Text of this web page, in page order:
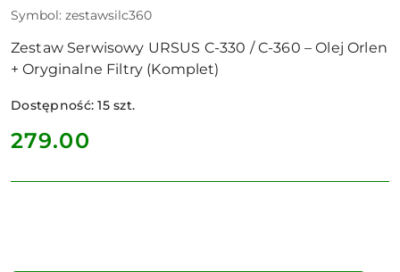
Symbol: zestawsilc360
Zestaw Serwisowy URSUS C-330 / C-360 – Olej Orlen
+ Oryginalne Filtry (Komplet)
Dostępność:15szt.
cena:
279.00